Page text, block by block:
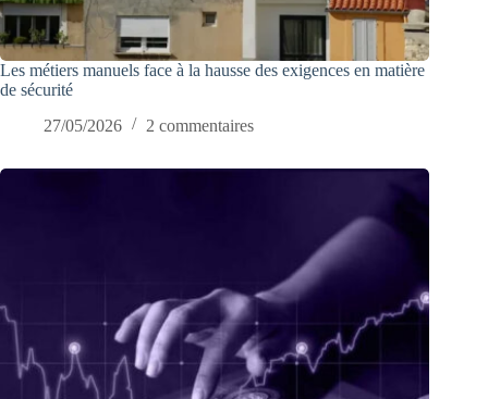
Les métiers manuels face à la hausse des exigences en matière
de sécurité
27/05/2026
2 commentaires